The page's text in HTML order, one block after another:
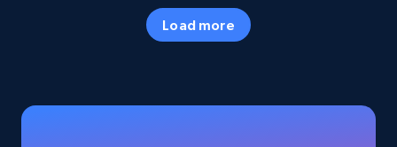
Title, Seller name, Brand, Description, Initial
Load more